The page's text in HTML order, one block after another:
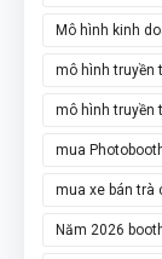
Mô hình kinh
mô hình truyền
mô hình truyền
mua
mua xe bán trà
Năm 2026